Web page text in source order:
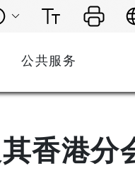
公共服务
香港分